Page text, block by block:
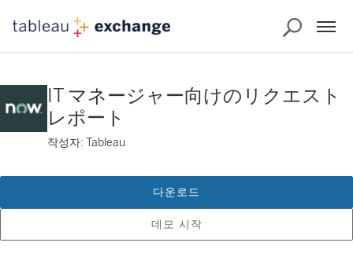
IT マネージャー向けのリクエスト
レポート
작성자: Tableau
데모 시작
다운로드